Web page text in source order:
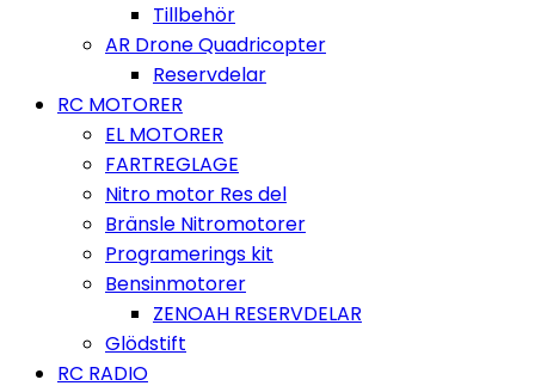
Tillbehör
AR Drone Quadricopter
Reservdelar
RC MOTORER
EL MOTORER
FARTREGLAGE
Nitro motor Res del
Bränsle Nitromotorer
Programerings kit
Bensinmotorer
ZENOAH RESERVDELAR
Glödstift
RC RADIO